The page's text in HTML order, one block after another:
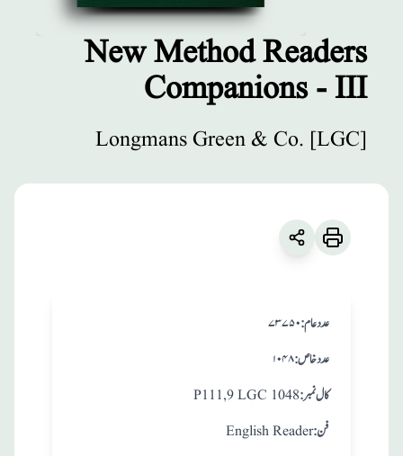
مطبوعات
Readers
Companions - III
New Method Readers
Companions - III
Longmans Green & Co. [LGC]
۷۳۷۵۰ :عدد عام
۱۰۴۸:عدد خاص
P111,9 LGC 1048 :کال نمبر
English Reader :فن